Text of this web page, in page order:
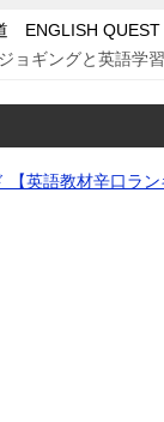
ENGLISH QUEST
ジョギングと英語学
【英語教材辛口ラ